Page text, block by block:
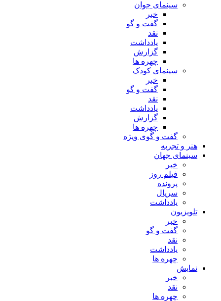
سینمای جوان
خبر
گفت و گو
نقد
یادداشت
گزارش
چهره ها
سینمای کودک
خبر
گفت و گو
نقد
یادداشت
گزارش
چهره ها
گفت و گوی ویژه
هنر و تجربه
سینمای جهان
خبر
فیلم روز
پرونده
سریال
یادداشت
تلویزیون
خبر
گفت و گو
نقد
یادداشت
چهره ها
نمایش
خبر
نقد
چهره ها